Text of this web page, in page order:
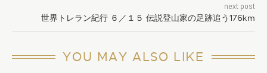
next post
世界トレラン紀行 ６／１５ 伝説登山家の足跡追う176km
YOU MAY ALSO LIKE